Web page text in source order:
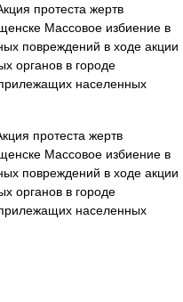
протеста жертв
Массовое избиение в
повреждений в ходе акции
органов в городе
населенных
протеста жертв
Массовое избиение в
повреждений в ходе акции
органов в городе
населенных